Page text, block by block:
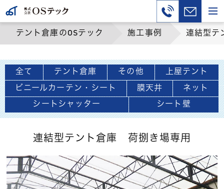
テント倉庫のOSテック 施工事例 連結型テ
全て テント倉庫 その他 上屋テント
ビニールカーテン・シート 膜天井 ネット
シートシャッター シート壁
連結型テント倉庫 荷捌き場専用